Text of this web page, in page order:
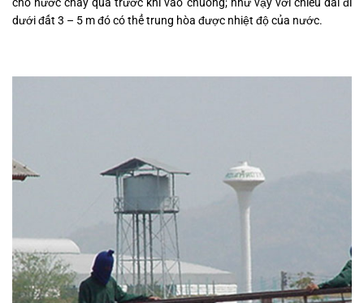
dưới đất 3 – 5 m đó có thể trung hòa được nhiệt độ của nước.